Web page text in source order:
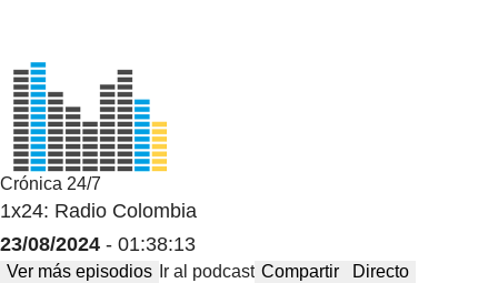
Crónica 24/7
1x24: Radio Colombia
23/08/2024 - 01:38:13
Ver más episodios Ir al podcast Compartir Directo